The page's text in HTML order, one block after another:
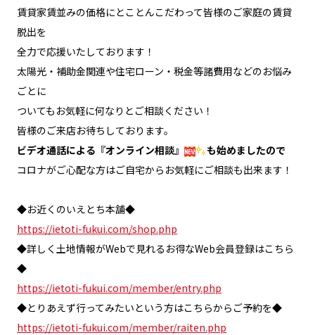
賃貸家賃並みの価格にとことんこだわって皆様のご家庭の賃貸
脱出を
全力で応援いたしております！
太陽光・補助金関連や住宅ローン・税金等諸費用などのお悩み
ごとに
ついてもお気軽に何なりとご相談ください！
皆様のご来店お待ちしております。
ビデオ通話による『オンライン相談』
も始めましたので
コロナがご心配な方はご自宅からお気軽にご相談も出来ます！
◆お近くのいえとち本舗◆
https://ietoti-fukui.com/shop.php
◆詳しく土地情報がWebで見れるお得なWeb会員登録はこちら
◆
https://ietoti-fukui.com/member/entry.php
◆とりあえず行ってみたいという方はこちらからご予約を◆
https://ietoti-fukui.com/member/raiten.php